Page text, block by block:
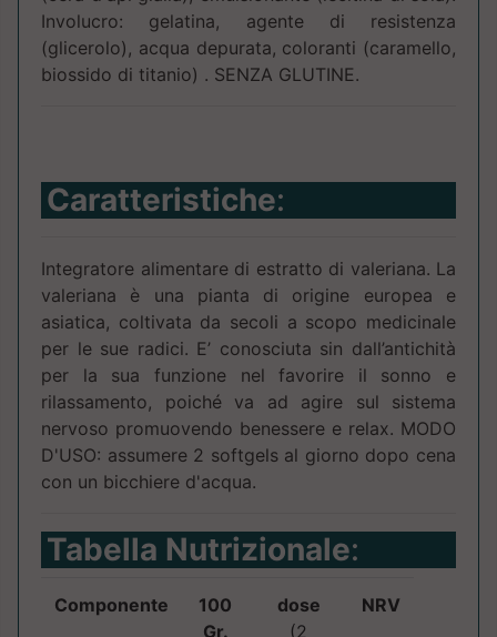
Involucro: gelatina, agente di resistenza
(glicerolo), acqua depurata, coloranti (caramello,
biossido di titanio) . SENZA GLUTINE.
Caratteristiche:
Integratore alimentare di estratto di valeriana. La
valeriana è una pianta di origine europea e
asiatica, coltivata da secoli a scopo medicinale
per le sue radici. E’ conosciuta sin dall’antichità
per la sua funzione nel favorire il sonno e
rilassamento, poiché va ad agire sul sistema
nervoso promuovendo benessere e relax. MODO
D'USO: assumere 2 softgels al giorno dopo cena
con un bicchiere d'acqua.
Tabella Nutrizionale:
Componente
100
Gr.
dose
(2
NRV